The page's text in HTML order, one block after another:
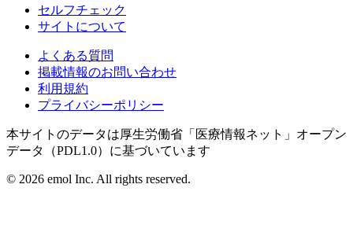
セルフチェック
サイトについて
よくある質問
掲載情報のお問い合わせ
利用規約
プライバシーポリシー
本サイトのデータは厚生労働省「医療情報ネット」オープン
データ（PDL1.0）に基づいています
© 2026 emol Inc. All rights reserved.